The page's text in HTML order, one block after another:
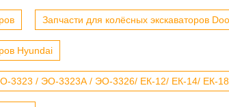
Запчасти для колёсных экскаваторов
Hyundai
3323 / ЭО-3323А / ЭО-3326/ ЕК-12/ ЕК-14/ ЕК-